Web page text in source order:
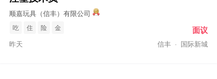
顺嘉玩具（信丰）有限公司
吃 住 险 金
昨天 信丰 · 国际新城
面议